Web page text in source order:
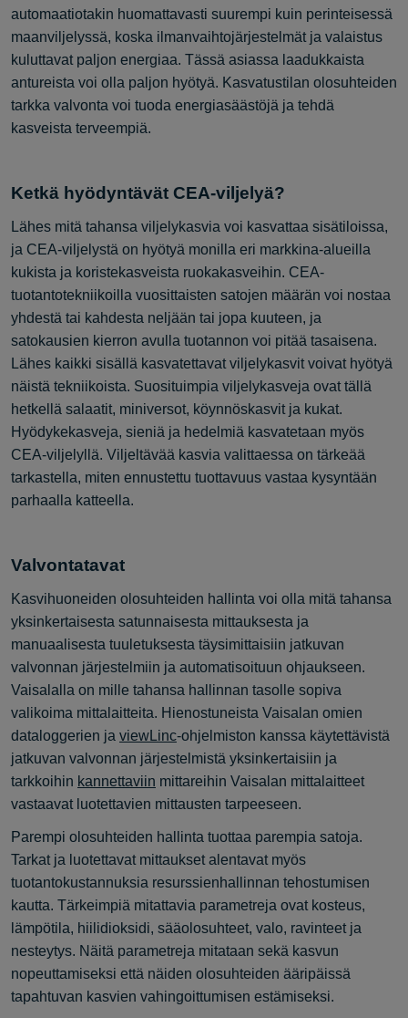
automaatiotakin huomattavasti suurempi kuin perinteisessä
maanviljelyssä, koska ilmanvaihtojärjestelmät ja valaistus
kuluttavat paljon energiaa. Tässä asiassa laadukkaista
antureista voi olla paljon hyötyä. Kasvatustilan olosuhteiden
tarkka valvonta voi tuoda energiasäästöjä ja tehdä
kasveista terveempiä.
Ketkä hyödyntävät CEA-viljelyä?
Lähes mitä tahansa viljelykasvia voi kasvattaa sisätiloissa,
ja CEA-viljelystä on hyötyä monilla eri markkina-alueilla
kukista ja koristekasveista ruokakasveihin. CEA-
tuotantotekniikoilla vuosittaisten satojen määrän voi nostaa
yhdestä tai kahdesta neljään tai jopa kuuteen, ja
satokausien kierron avulla tuotannon voi pitää tasaisena.
Lähes kaikki sisällä kasvatettavat viljelykasvit voivat hyötyä
näistä tekniikoista. Suosituimpia viljelykasveja ovat tällä
hetkellä salaatit, miniversot, köynnöskasvit ja kukat.
Hyödykekasveja, sieniä ja hedelmiä kasvatetaan myös
CEA-viljelyllä. Viljeltävää kasvia valittaessa on tärkeää
tarkastella, miten ennustettu tuottavuus vastaa kysyntään
parhaalla katteella.
Valvontatavat
Kasvihuoneiden olosuhteiden hallinta voi olla mitä tahansa
yksinkertaisesta satunnaisesta mittauksesta ja
manuaalisesta tuuletuksesta täysimittaisiin jatkuvan
valvonnan järjestelmiin ja automatisoituun ohjaukseen.
Vaisalalla on mille tahansa hallinnan tasolle sopiva
valikoima mittalaitteita. Hienostuneista Vaisalan omien
dataloggerien ja viewLinc-ohjelmiston kanssa käytettävistä
jatkuvan valvonnan järjestelmistä yksinkertaisiin ja
tarkkoihin kannettaviin mittareihin Vaisalan mittalaitteet
vastaavat luotettavien mittausten tarpeeseen.
Parempi olosuhteiden hallinta tuottaa parempia satoja.
Tarkat ja luotettavat mittaukset alentavat myös
tuotantokustannuksia resurssienhallinnan tehostumisen
kautta. Tärkeimpiä mitattavia parametreja ovat kosteus,
lämpötila, hiilidioksidi, sääolosuhteet, valo, ravinteet ja
nesteytys. Näitä parametreja mitataan sekä kasvun
nopeuttamiseksi että näiden olosuhteiden ääripäissä
tapahtuvan kasvien vahingoittumisen estämiseksi.